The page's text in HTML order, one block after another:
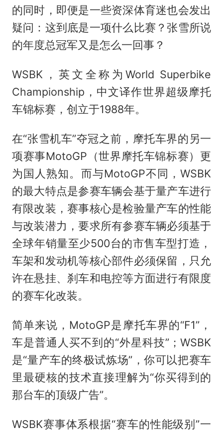
的同时，即便是一些资深体育迷也会发出
疑问：这到底是一项什么比赛？张雪所说
的年度总冠军又是怎么一回事？
WSBK，英文全称为World Superbike
Championship，中文译作世界超级摩托
车锦标赛，创立于1988年。
在“张雪机车”夺冠之前，摩托车界的另一
项赛事MotoGP（世界摩托车锦标赛）更
为国人熟知。而与MotoGP不同，WSBK
的最大特点是参赛车辆会基于量产车进行
有限改装，赛事核心是检验量产车的性能
与改装潜力，要求所有参赛车辆必须基于
全球年销量至少500台的市售车型打造，
车架和发动机等核心部件必须保留，只允
许在悬挂、刹车和电控等方面进行有限度
的赛车化改装。
简单来说，MotoGP是摩托车界的“F1”，
车是普通人买不到的“外星科技”；WSBK
是“量产车的终极试炼场”，你可以把赛车
里最硬核的技术直接理解为“你买得到的
那台车的顶级广告”。
WSBK赛事体系根据“赛车的性能级别”一